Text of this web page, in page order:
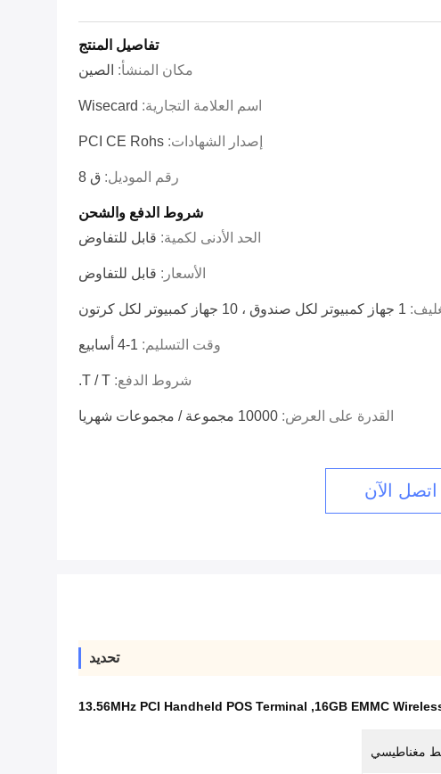
تفاصيل المنتج
مكان المنشأ: الصين
اسم العلامة التجارية: Wisecard
إصدار الشهادات: PCI CE Rohs
رقم الموديل: ق 8
شروط الدفع والشحن
الحد الأدنى لكمية: قابل للتفاوض
الأسعار: قابل للتفاوض
1 جهاز كمبيوتر لكل صندوق ، 10 جهاز كمبيوتر لكل كرتون
وقت التسليم: 1-4 أسابيع
شروط الدفع: T / T.
القدرة على العرض: 10000 مجموعة / مجموعات شهريا
اتصل الآن
تحديد
16GB EMMC
,
13.56MHz PCI Handheld POS Terminal
مغناطيسي